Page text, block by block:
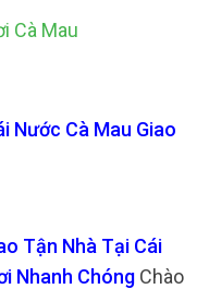
Cà Mau
Nước Cà Mau Giao
Tận Nhà Tại Cái
Nhanh Chóng Chào